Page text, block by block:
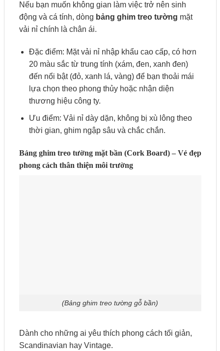
Nếu bạn muốn không gian làm việc trở nên sinh
động và cá tính, dòng bảng ghim treo tường mặt
vải nỉ chính là chân ái.
Đặc điểm: Mặt vải nỉ nhập khẩu cao cấp, có hơn
20 màu sắc từ trung tính (xám, đen, xanh đen)
đến nổi bật (đỏ, xanh lá, vàng) để bạn thoải mái
lựa chọn theo phong thủy hoặc nhận diện
thương hiệu công ty.
Ưu điểm: Vải nỉ dày dặn, không bị xù lông theo
thời gian, ghim ngập sâu và chắc chắn.
Bảng ghim treo tường mặt bần (Cork Board) – Vẻ đẹp
phong cách thân thiện môi trường
(Bảng ghim treo tường gỗ bần)
Dành cho những ai yêu thích phong cách tối giản,
Scandinavian hay Vintage.